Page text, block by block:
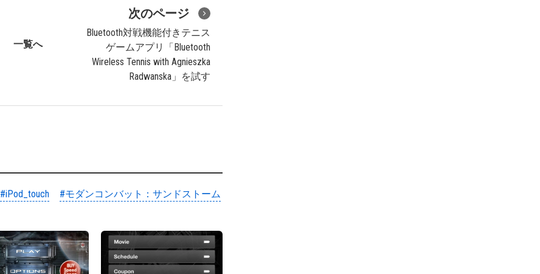
一覧へ
次のページ
Bluetooth対戦機能付きテニス
ゲームアプリ「Bluetooth
Wireless Tennis with Agnieszka
Radwanska」を試す
#iPod_touch
#モダンコンバット：サンドストーム